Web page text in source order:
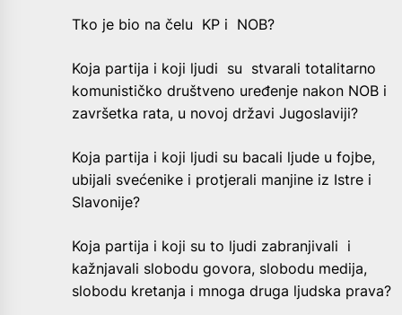
Tko je bio na čelu KP i NOB?
Koja partija i koji ljudi su stvarali totalitarno
komunističko društveno uređenje nakon NOB i
završetka rata, u novoj državi Jugoslaviji?
Koja partija i koji ljudi su bacali ljude u fojbe,
ubijali svećenike i protjerali manjine iz Istre i
Slavonije?
Koja partija i koji su to ljudi zabranjivali i
kažnjavali slobodu govora, slobodu medija,
slobodu kretanja i mnoga druga ljudska prava?